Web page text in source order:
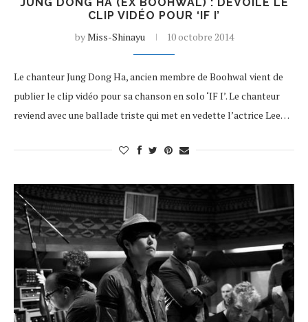
CLIP VIDÉO POUR ‘IF I’
byMiss-Shinayu 10 octobre 2014
Le chanteur Jung Dong Ha, ancien membre de Boohwal vient de
publier le clip vidéo pour sa chanson en solo ‘IF I’. Le chanteur
reviend avec une ballade triste qui met en vedette l’actrice Lee…